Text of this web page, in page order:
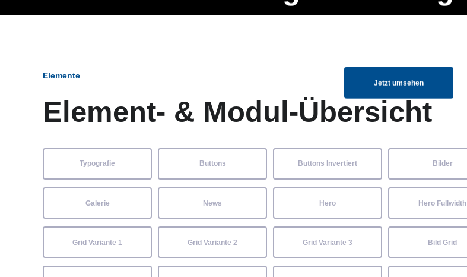
Jetzt umsehen
Elemente
Element- & Modul-Übersicht
Typografie Buttons Buttons Invertiert Bilder
Galerie News Hero Hero Fullwidth
Grid Variante 1 Grid Variante 2 Grid Variante 3 Bild Grid